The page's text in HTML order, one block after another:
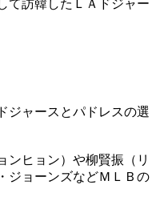
て訪韓したＬＡドジャー
ジャースとパドレスの選
ンヒョン）や柳賢振（リ
ジョーンズなどＭＬＢの